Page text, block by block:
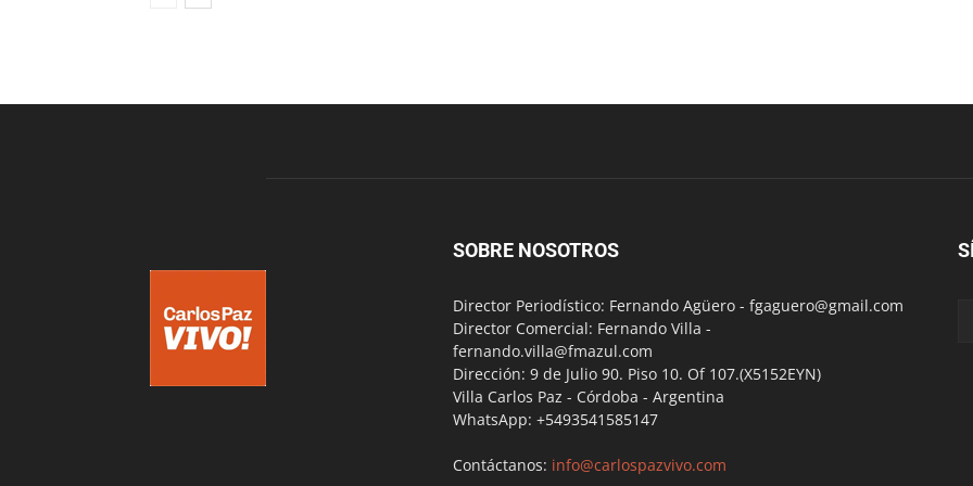
SOBRE NOSOTROS
Director Periodístico: Fernando Agüero - fgaguero@gmail.com
Director Comercial: Fernando Villa -
fernando.villa@fmazul.com
Dirección: 9 de Julio 90. Piso 10. Of 107.(X5152EYN)
Villa Carlos Paz - Córdoba - Argentina
WhatsApp: +5493541585147
Contáctanos: info@carlospazvivo.com